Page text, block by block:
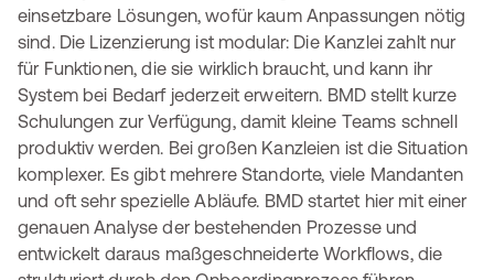
einsetzbare Lösungen, wofür kaum Anpassungen nötig
sind. Die Lizenzierung ist modular: Die Kanzlei zahlt nur
für Funktionen, die sie wirklich braucht, und kann ihr
System bei Bedarf jederzeit erweitern. BMD stellt kurze
Schulungen zur Verfügung, damit kleine Teams schnell
produktiv werden. Bei großen Kanzleien ist die Situation
komplexer. Es gibt mehrere Standorte, viele Mandanten
und oft sehr spezielle Abläufe. BMD startet hier mit einer
genauen Analyse der bestehenden Prozesse und
entwickelt daraus maßgeschneiderte Workflows, die